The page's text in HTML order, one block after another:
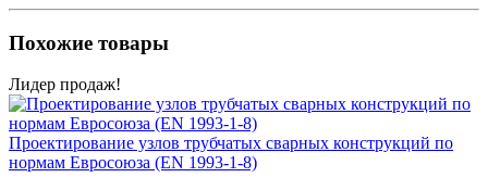
Похожие товары
Лидер продаж!
Проектирование узлов трубчатых сварных конструкций по
нормам Евросоюза (EN 1993-1-8)